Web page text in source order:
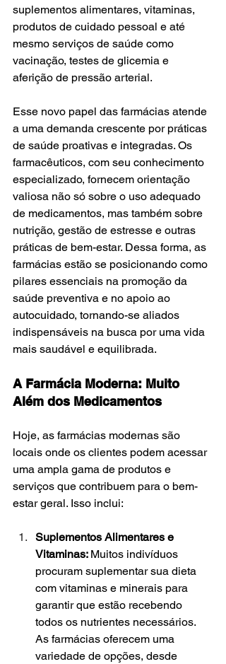
suplementos alimentares, vitaminas,
produtos de cuidado pessoal e até
mesmo serviços de saúde como
vacinação, testes de glicemia e
aferição de pressão arterial.
Esse novo papel das farmácias atende
a uma demanda crescente por práticas
de saúde proativas e integradas. Os
farmacêuticos, com seu conhecimento
especializado, fornecem orientação
valiosa não só sobre o uso adequado
de medicamentos, mas também sobre
nutrição, gestão de estresse e outras
práticas de bem-estar. Dessa forma, as
farmácias estão se posicionando como
pilares essenciais na promoção da
saúde preventiva e no apoio ao
autocuidado, tornando-se aliados
indispensáveis na busca por uma vida
mais saudável e equilibrada.
A Farmácia Moderna: Muito
Além dos Medicamentos
Hoje, as farmácias modernas são
locais onde os clientes podem acessar
uma ampla gama de produtos e
serviços que contribuem para o bem-
estar geral. Isso inclui:
Suplementos Alimentares e
Vitaminas: Muitos indivíduos
procuram suplementar sua dieta
com vitaminas e minerais para
garantir que estão recebendo
todos os nutrientes necessários.
As farmácias oferecem uma
variedade de opções, desde